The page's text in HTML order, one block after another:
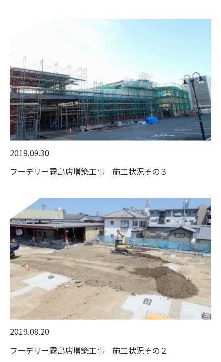
2019.09.30
フーデリー霧島店増築工事 施工状況その３
2019.08.20
フーデリー霧島店増築工事 施工状況その２